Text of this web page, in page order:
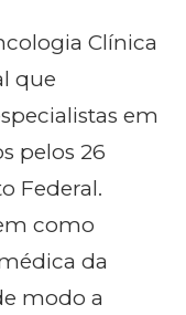
Clínica
que
em
pelos 26
Federal.
como
da
modo a